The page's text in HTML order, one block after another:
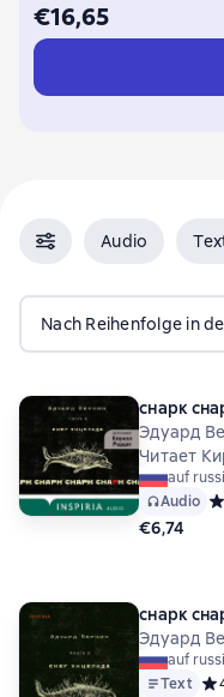
€16,65
Audio
Nach Reihenfolge in
cнарк
Эдуард
Читает
auf
Audio
€6,74
cнарк
Эдуард
auf
Text